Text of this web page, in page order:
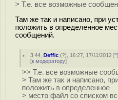
> Т.е. все возможные
Там же так и написано, при
положить в определенное
сообщений.
3.44 ,Deffic (?), 16:27, 17/11/2012 [^
[к модератору]
>> Т.е. все возможные
> Там же так и написано,
положить в определенное
> место файл со списком